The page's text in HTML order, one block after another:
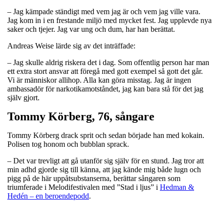
– Jag kämpade ständigt med vem jag är och vem jag ville vara.
Jag kom in i en frestande miljö med mycket fest. Jag upplevde nya
saker och tjejer. Jag var ung och dum, har han berättat.
Andreas Weise lärde sig av det inträffade:
– Jag skulle aldrig riskera det i dag. Som offentlig person har man
ett extra stort ansvar att föregå med gott exempel så gott det går.
Vi är människor allihop. Alla kan göra misstag. Jag är ingen
ambassadör för narkotikamotståndet, jag kan bara stå för det jag
själv gjort.
Tommy Körberg, 76, sångare
Tommy Körberg drack sprit och sedan började han med kokain.
Polisen tog honom och bubblan sprack.
– Det var trevligt att gå utanför sig själv för en stund. Jag tror att
min adhd gjorde sig till känna, att jag kände mig både lugn och
pigg på de här uppåtsubstanserna, berättar sångaren som
triumferade i Melodifestivalen med ”Stad i ljus” i Hedman &
Hedén – en beroendepodd.